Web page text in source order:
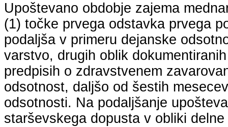
Upoštevano obdobje zajema
(1) točke prvega odstavka prvega
podaljša v primeru dejanske
varstvo, drugih oblik
predpisih o zdravstvenem
odsotnost, daljšo od šestih
odsotnosti. Na podaljšanje
starševskega dopusta v obliki